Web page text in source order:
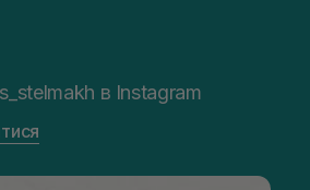
в Instagram